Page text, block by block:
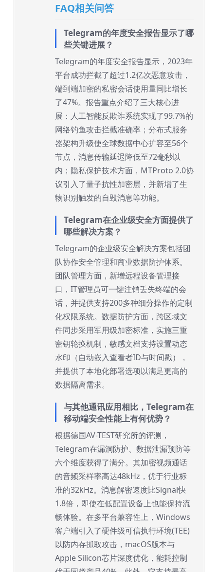
FAQ相关问答
Telegram的年度安全报告显示了哪
些关键进展？
Telegram的年度安全报告显示，2023年
平台成功拦截了超过1.2亿次恶意攻击，
端到端加密的私密会话使用量同比增长
了47%。报告重点介绍了三大核心进
展：人工智能反欺诈系统实现了99.7%的
网络钓鱼攻击拦截准确率；分布式服务
器架构升级使全球数据中心扩容至56个
节点，消息传输延迟降低至72毫秒以
内；隐私保护技术方面，MTProto 2.0协
议引入了量子抗性加密层，并新增了生
物识别触发的自毁消息等功能。
Telegram在企业级安全方面提供了
哪些解决方案？
Telegram的企业级安全解决方案包括团
队协作安全管理和商业数据防护体系。
团队管理方面，新增远程设备管理接
口，IT管理员可一键注销丢失终端的会
话，并提供支持200多种细分操作的定制
化权限系统。数据防护方面，跨区域文
件同步采用军用级加密标准，实施三重
密钥轮换机制，敏感文档支持设置动态
水印（自动嵌入查看者ID与时间戳），
并提供了本地化部署选项以满足更高的
数据隔离需求。
与其他通讯应用相比，Telegram在
移动端安全性能上有何优势？
根据德国AV-TEST研究所的评测，
Telegram在漏洞防护、数据泄漏预防等
六个维度获得了满分。其加密视频通话
的音频采样率高达48kHz，优于行业标
准的32kHz。消息解密速度比Signal快
1.8倍，即使在低配置设备上也能保持流
畅体验。在多平台兼容性上，Windows
客户端引入了硬件级可信执行环境(TEE)
以防内存抓取攻击，macOS版本与
Apple Silicon芯片深度优化，能耗控制